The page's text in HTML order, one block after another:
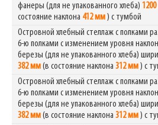
фанеры (для не упакованного хлеба)
состояние наклона 412 мм) с тумбой
Островной хлебный стеллаж с полками
6-ю полками с изменением уровня
березы (для не упакованного хлеба)
382 мм(в состояние наклона 312 мм) с
Островной хлебный стеллаж с полками
6-ю полками с изменением уровня
березы (для не упакованного хлеба)
382 мм(в состояние наклона 312 мм) с